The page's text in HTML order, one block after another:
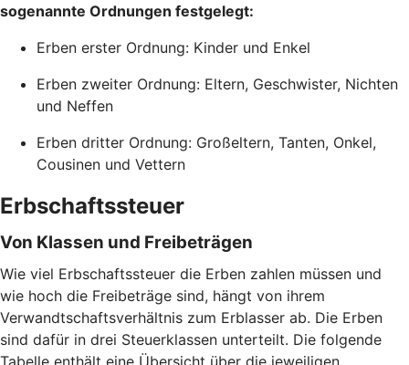
sogenannte Ordnungen festgelegt:
Erben erster Ordnung: Kinder und Enkel
Erben zweiter Ordnung: Eltern, Geschwister, Nichten
und Neffen
Erben dritter Ordnung: Großeltern, Tanten, Onkel,
Cousinen und Vettern
Erbschaftssteuer
Von Klassen und Freibeträgen
Wie viel Erbschaftssteuer die Erben zahlen müssen und
wie hoch die Freibeträge sind, hängt von ihrem
Verwandtschaftsverhältnis zum Erblasser ab. Die Erben
sind dafür in drei Steuerklassen unterteilt. Die folgende
Tabelle enthält eine Übersicht über die jeweiligen